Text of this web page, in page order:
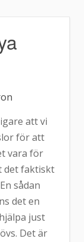
att vi
för att
vara för
det faktiskt
sådan
det en
just
Det är